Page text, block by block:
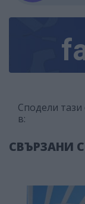
Сподели тази
в:
СВЪРЗАНИ